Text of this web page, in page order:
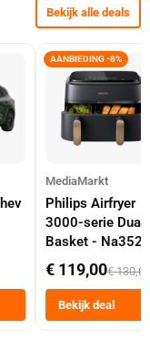
Bekijk alle deals
AANBIEDING -8%
MediaMarkt
Philips Airfryer
3000-serie Dual
Basket -
Dubbele Mand 9
Tot 6 Personen
Heteluchtfriteuse
Zwart
€ 119,00€ 130,00
Bekijk deal